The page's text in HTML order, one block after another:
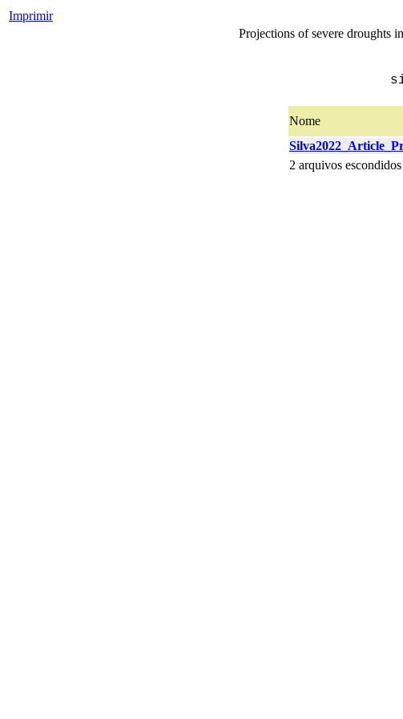
Imprimir
Projections of severe droughts
Nome
2 arquivos escondidos